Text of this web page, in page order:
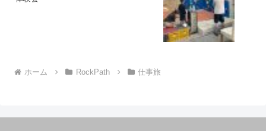
ホーム RockPath 仕事旅